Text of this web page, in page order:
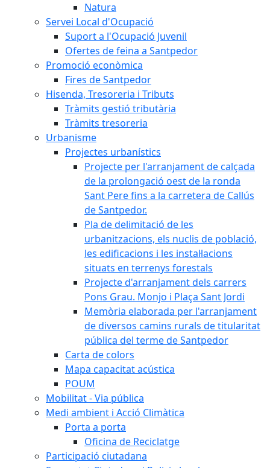
Natura
Servei Local d'Ocupació
Suport a l'Ocupació Juvenil
Ofertes de feina a Santpedor
Promoció econòmica
Fires de Santpedor
Hisenda, Tresoreria i Tributs
Tràmits gestió tributària
Tràmits tresoreria
Urbanisme
Projectes urbanístics
Projecte per l'arranjament de calçada
de la prolongació oest de la ronda
Sant Pere fins a la carretera de Callús
de Santpedor.
Pla de delimitació de les
urbanitzacions, els nuclis de població,
les edificacions i les instal·lacions
situats en terrenys forestals
Projecte d'arranjament dels carrers
Pons Grau. Monjo i Plaça Sant Jordi
Memòria elaborada per l'arranjament
de diversos camins rurals de titularitat
pública del terme de Santpedor
Carta de colors
Mapa capacitat acústica
POUM
Mobilitat - Via pública
Medi ambient i Acció Climàtica
Porta a porta
Oficina de Reciclatge
Participació ciutadana